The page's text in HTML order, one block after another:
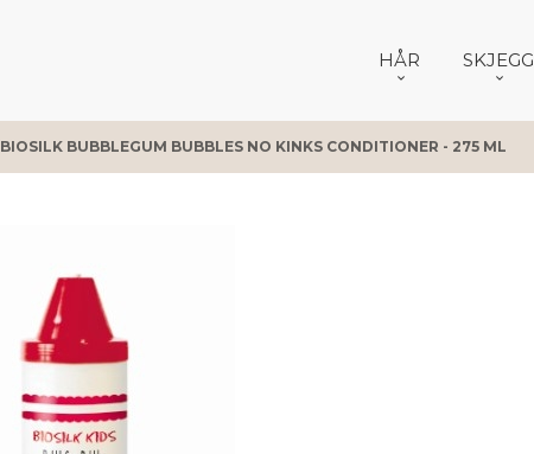
HÅR SKJEGG
BIOSILK BUBBLEGUM BUBBLES NO KINKS CONDITIONER - 275 ML